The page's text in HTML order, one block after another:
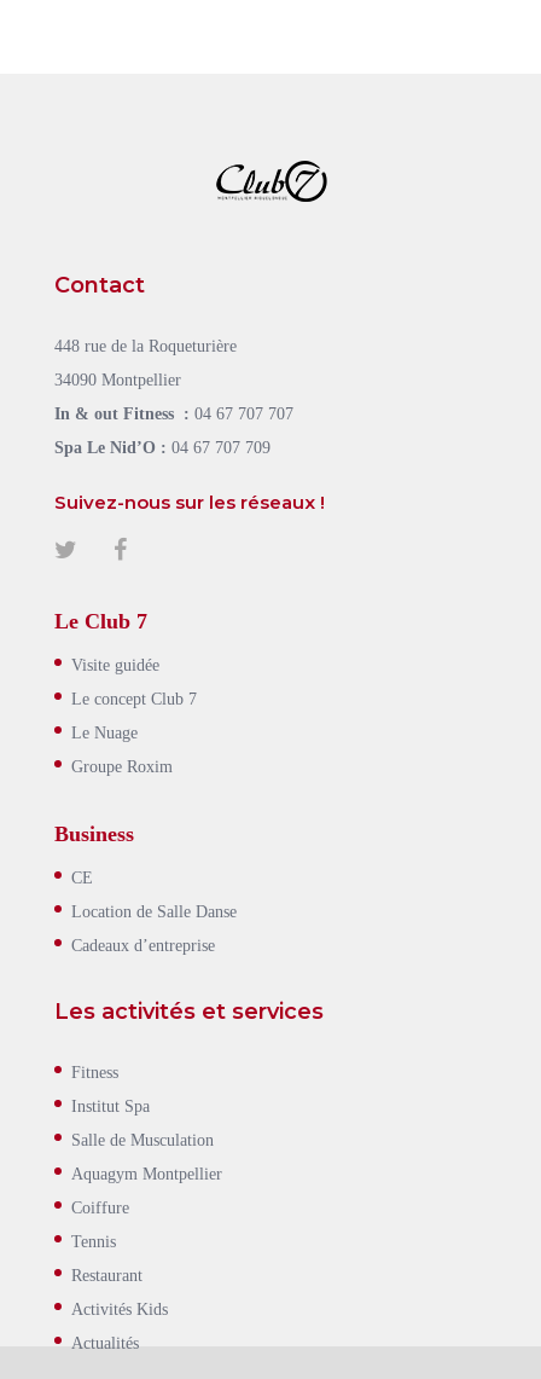
Contact
448 rue de la Roqueturière
34090 Montpellier
In & out Fitness : 04 67 707 707
Spa Le Nid’O : 04 67 707 709
Suivez-nous sur les réseaux !
Le Club 7
Visite guidée
Le concept Club 7
Le Nuage
Groupe Roxim
Business
CE
Location de Salle Danse
Cadeaux d’entreprise
Les activités et services
Fitness
Institut Spa
Salle de Musculation
Aquagym Montpellier
Coiffure
Tennis
Restaurant
Activités Kids
Actualités